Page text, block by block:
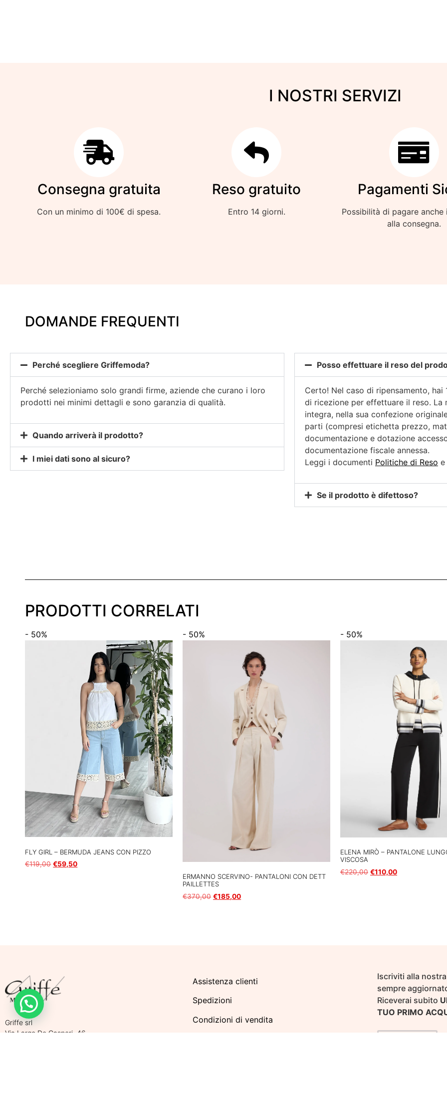
I NOSTRI SERVIZI
Consegna gratuita
Con un minimo di 100€ di spesa.
Reso gratuito
Entro 14 giorni.
Pagamenti
Possibilità di pagare anche
alla consegna.
DOMANDE FREQUENTI
Perché scegliere Griffemoda?
Perché selezioniamo solo grandi firme, aziende che curano i loro
prodotti nei minimi dettagli e sono garanzia di qualità.
Quando arriverà il prodotto?
I miei dati sono al sicuro?
Posso effettuare il reso del
Certo! Nel caso di ripensamento,
di ricezione per effettuare il reso. La
integra, nella sua confezione
parti (compresi etichetta prezzo,
documentazione e dotazione
documentazione fiscale annessa.
Leggi i documenti Politiche di Reso e
Se il prodotto è difettoso?
PRODOTTI CORRELATI
- 50%
FLY GIRL – BERMUDA JEANS CON PIZZO
€119,00 €59,50
- 50%
ERMANNO SCERVINO- PANTALONI CON DETT
PAILLETTES
€370,00 €185,00
- 50%
ELENA MIRÒ – PANTALONE
VISCOSA
€220,00 €110,00
Griffe srl
Via Largo De Gasperi, 46
Assistenza clienti
Spedizioni
Condizioni di vendita
Iscriviti alla
sempre
Riceverai subito
TUO PRIMO